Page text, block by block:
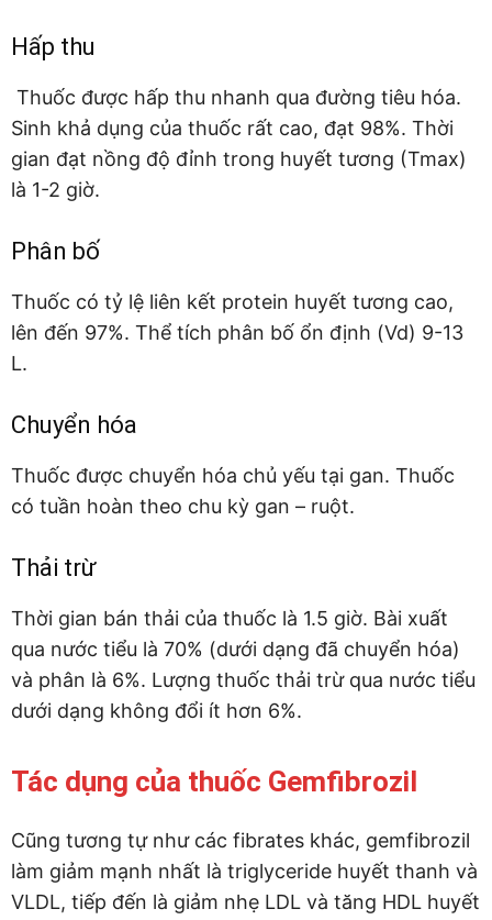
Hấp thu
Thuốc được hấp thu nhanh qua đường tiêu hóa.
Sinh khả dụng của thuốc rất cao, đạt 98%. Thời
gian đạt nồng độ đỉnh trong huyết tương (Tmax)
là 1-2 giờ.
Phân bố
Thuốc có tỷ lệ liên kết protein huyết tương cao,
lên đến 97%. Thể tích phân bố ổn định (V­d) 9-13
L.
Chuyển hóa
Thuốc được chuyển hóa chủ yếu tại gan. Thuốc
có tuần hoàn theo chu kỳ gan – ruột.
Thải trừ
Thời gian bán thải của thuốc là 1.5 giờ. Bài xuất
qua nước tiểu là 70% (dưới dạng đã chuyển hóa)
và phân là 6%. Lượng thuốc thải trừ qua nước tiểu
dưới dạng không đổi ít hơn 6%.
Tác dụng của thuốc Gemfibrozil
Cũng tương tự như các fibrates khác, gemfibrozil
làm giảm mạnh nhất là triglyceride huyết thanh và
VLDL, tiếp đến là giảm nhẹ LDL và tăng HDL huyết